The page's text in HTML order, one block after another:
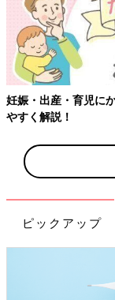
外出がままならな
寄せられました。
第４位 ドラム
妊娠・出産・育児に
やすく解説！
ピックアップ